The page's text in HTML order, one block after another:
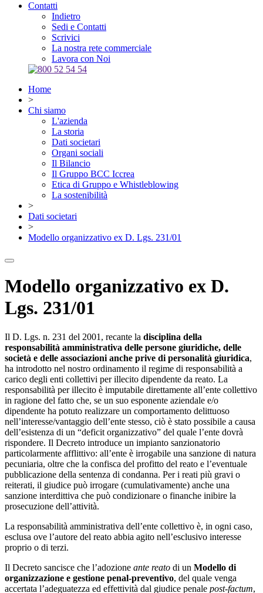
Contatti
Indietro
Sedi e Contatti
Scrivici
La nostra rete commerciale
Lavora con Noi
Home
>
Chi siamo
L'azienda
La storia
Dati societari
Organi sociali
Il Bilancio
Il Gruppo BCC Iccrea
Etica di Gruppo e Whistleblowing
La sostenibilità
>
Dati societari
>
Modello organizzativo ex D. Lgs. 231/01
Modello organizzativo ex D.
Lgs. 231/01
Il D. Lgs. n. 231 del 2001, recante la disciplina della
responsabilità amministrativa delle persone giuridiche, delle
società e delle associazioni anche prive di personalità giuridica,
ha introdotto nel nostro ordinamento il regime di responsabilità a
carico degli enti collettivi per illecito dipendente da reato. La
responsabilità per illecito è imputabile direttamente all’ente collettivo
in ragione del fatto che, se un suo esponente aziendale e/o
dipendente ha potuto realizzare un comportamento delittuoso
nell’interesse/vantaggio dell’ente stesso, ciò è stato possibile a causa
dell’esistenza di un “deficit organizzativo” del quale l’ente dovrà
rispondere. Il Decreto introduce un impianto sanzionatorio
particolarmente afflittivo: all’ente è irrogabile una sanzione di natura
pecuniaria, oltre che la confisca del profitto del reato e l’eventuale
pubblicazione della sentenza di condanna. Per i reati più gravi o
reiterati, il giudice può irrogare (cumulativamente) anche una
sanzione interdittiva che può condizionare o finanche inibire la
prosecuzione dell’attività.
La responsabilità amministrativa dell’ente collettivo è, in ogni caso,
esclusa ove l’autore del reato abbia agito nell’esclusivo interesse
proprio o di terzi.
Il Decreto sancisce che l’adozione ante reato di un Modello di
organizzazione e gestione penal-preventivo, del quale venga
accertata l’adeguatezza ed effettività dal giudice penale post-factum,